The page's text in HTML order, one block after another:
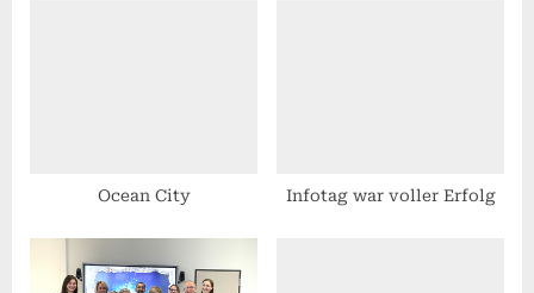
Ocean City Infotag war voller Erfolg